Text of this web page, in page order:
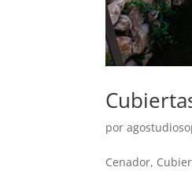
por
Cenador,